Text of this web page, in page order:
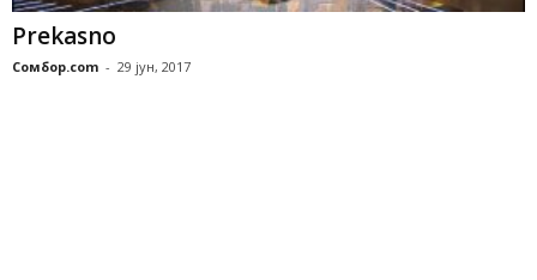
Prekasno
Сомбор.com - 29 јун, 2017